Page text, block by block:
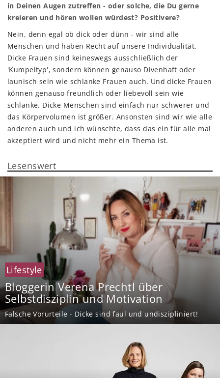
in Deinen Augen zutreffen - oder solche, die Du gerne
kreieren und hören wollen würdest? Positivere?
Nein, denn egal ob dick oder dünn - wir sind alle
Menschen und haben Recht auf unsere Individualität.
Dicke Frauen sind keineswegs ausschließlich der
'Kumpeltyp', sondern können genauso Divenhaft oder
launisch sein wie schlanke Frauen auch. Und dicke Frauen
können genauso freundlich oder liebevoll sein wie
schlanke. Dicke Menschen sind einfach nur schwerer und
das Körpervolumen ist größer. Ansonsten sind wir wie alle
anderen auch und ich wünschte, dass das ein für alle mal
akzeptiert wird und nicht mehr ein Thema ist.
Lesenswert
Lifestyle
Bloggerin Verena Prechtl über
Selbstdisziplin und Motivation
Falsche Vorurteile - Dicke sind faul und undiszipliniert!